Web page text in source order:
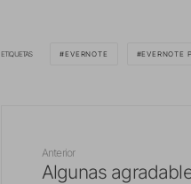
ETIQUETAS EVERNOTE EVERNOTE
Anterior
Algunas